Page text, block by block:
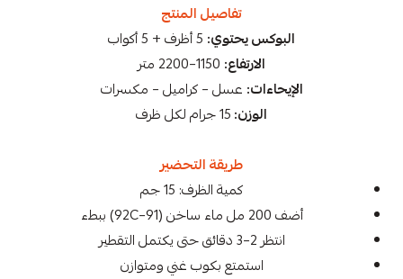
تفاصيل المنتج
البوكس يحتوي:
الارتفاع:
الإيحاءات: عسل – كراميل – مكسرات
الوزن:15 جرام لكل ظرف
طريقة التحضير
كمية الظرف: 15 جم
أضف 200 مل ماء ساخن (91–92C) ببطء
انتظر 2–3 دقائق حتى يكتمل التقطير
استمتع بكوب غني ومتوازن